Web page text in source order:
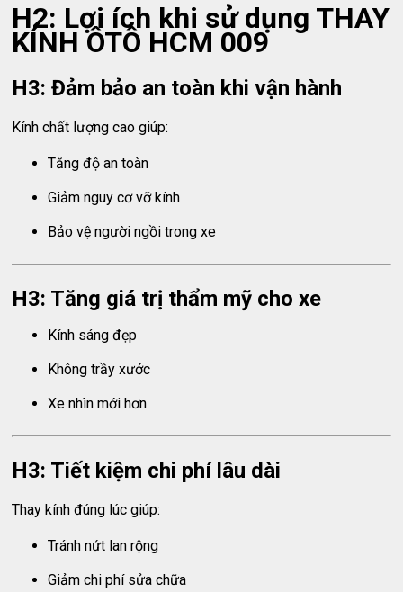
H2: Lợi ích khi sử dụng THAY
KÍNH ÔTÔ HCM 009
H3: Đảm bảo an toàn khi vận hành
Kính chất lượng cao giúp:
Tăng độ an toàn
Giảm nguy cơ vỡ kính
Bảo vệ người ngồi trong xe
H3: Tăng giá trị thẩm mỹ cho xe
Kính sáng đẹp
Không trầy xước
Xe nhìn mới hơn
H3: Tiết kiệm chi phí lâu dài
Thay kính đúng lúc giúp:
Tránh nứt lan rộng
Giảm chi phí sửa chữa